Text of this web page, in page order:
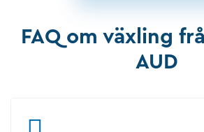
FAQ om växling
AUD